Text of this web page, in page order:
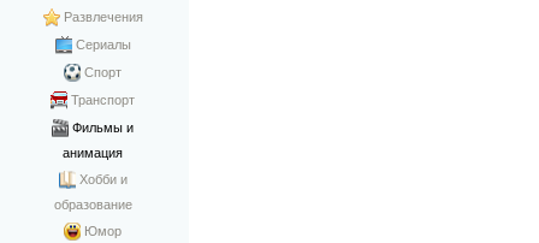
Развлечения
Сериалы
Спорт
Транспорт
Фильмы и
анимация
Хобби и
образование
Юмор